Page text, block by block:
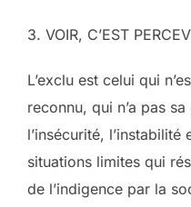
3. VOIR, C’EST
L’exclu est celui qui
reconnu, qui n’a pas
l’insécurité, l’instabilité
situations limites qui
de l’indigence par la